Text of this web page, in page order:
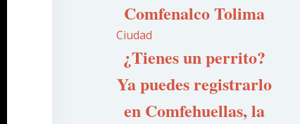
Comfenalco Tolima
Ciudad
¿Tienes un perrito?
Ya puedes registrarlo
en Comfehuellas, la